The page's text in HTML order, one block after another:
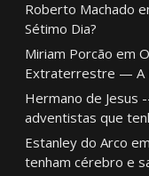
Roberto Machado
Sétimo Dia?
Miriam Porcão em
Extraterrestre — A
Hermano de Jesus
adventistas que
Estanley do Arco em
tenham cérebro e